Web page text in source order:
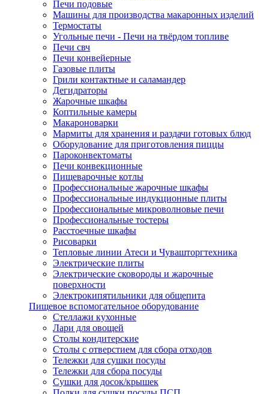
Печи подовые
Машины для производства макаронных изделий
Термостаты
Угольные печи - Печи на твёрдом топливе
Печи свч
Печи конвейерные
Газовые плиты
Грили контактные и саламандер
Дегидраторы
Жарочные шкафы
Коптильные камеры
Макароноварки
Мармиты для хранения и раздачи готовых блюд
Оборудование для приготовления пиццы
Пароконвектоматы
Печи конвекционные
Пищеварочные котлы
Профессиональные жарочные шкафы
Профессиональные индукционные плиты
Профессиональные микроволновые печи
Профессиональные тостеры
Расстоечные шкафы
Рисоварки
Тепловые линии Атеси и Чувашторгтехника
Электрические плиты
Электрические сковороды и жарочные
поверхности
Электрокипятильники для общепита
Пищевое вспомогательное оборудование
Стеллажи кухонные
Лари для овощей
Столы кондитерские
Столы с отверстием для сбора отходов
Тележки для сушки посуды
Тележки для сбора посуды
Сушки для досок/крышек